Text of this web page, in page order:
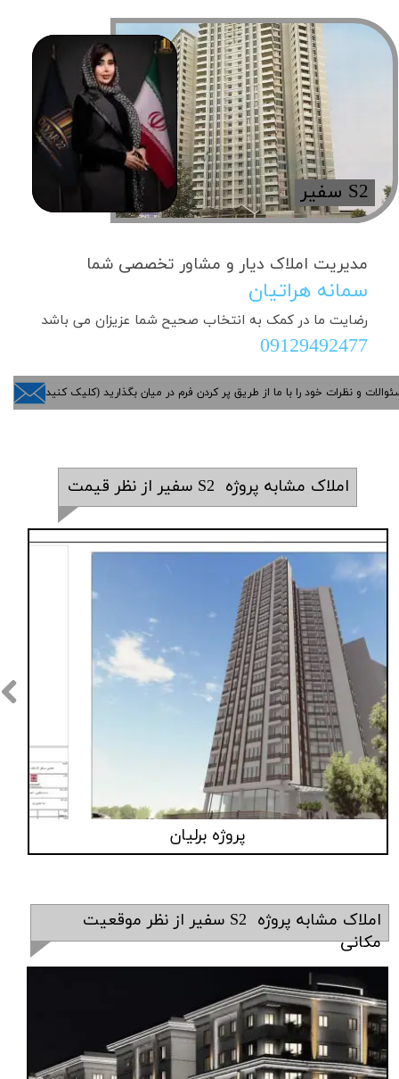
مدیریت املاک دیار و مشاور تخصصی شما
سمانه هراتیان
رضایت ما در کمک به انتخاب صحیح شما عزیزان می باشد
​​​​​​​09129492477
و نظرات خود را با ما از طریق پر کردن فرم در میان بگذارید (کلیک کنید)
پروژه برلیان
املاک مشابه پروژه S2 سفیر از نظر قیمت
املاک مشابه پروژه S2 سفیر از نظر موقعیت
مکانی